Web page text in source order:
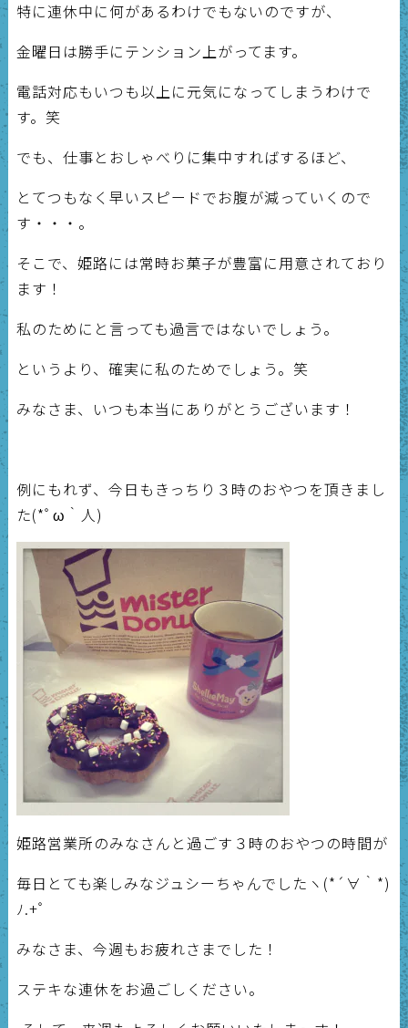
特に連休中に何があるわけでもないのですが、
金曜日は勝手にテンション上がってます。
電話対応もいつも以上に元気になってしまうわけで
す。笑
でも、仕事とおしゃべりに集中すればするほど、
とてつもなく早いスピードでお腹が減っていくので
す・・・。
そこで、姫路には常時お菓子が豊富に用意されており
ます！
私のためにと言っても過言ではないでしょう。
というより、確実に私のためでしょう。笑
みなさま、いつも本当にありがとうございます！
例にもれず、今日もきっちり３時のおやつを頂きまし
た(*ﾟω｀人)
姫路営業所のみなさんと過ごす３時のおやつの時間が
毎日とても楽しみなジュシーちゃんでしたヽ(*´∀｀*)
ﾉ.+ﾟ
みなさま、今週もお疲れさまでした！
ステキな連休をお過ごしください。